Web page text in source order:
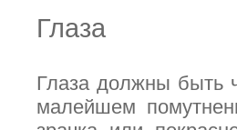
Глаза
Глаза должны быть
малейшем